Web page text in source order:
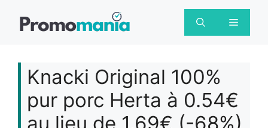
Menu
Knacki Original 100%
pur porc Herta à 0.54€
au lieu de 1.69€ (-68%)